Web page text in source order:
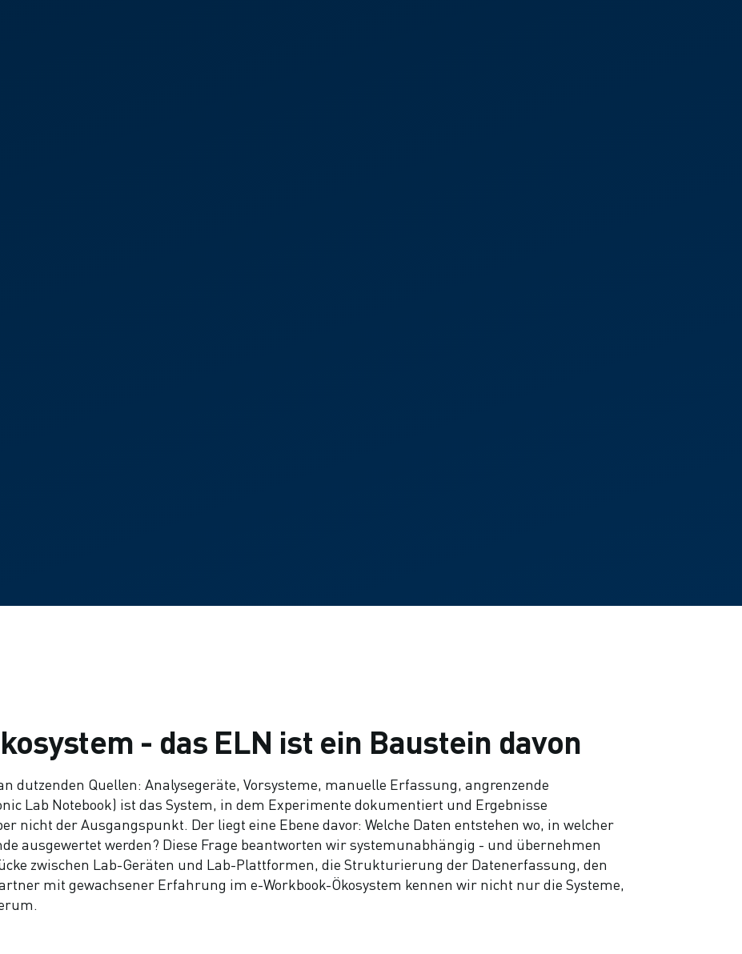
- das ELN ist ein Baustein davon
dutzenden Quellen: Analysegeräte, Vorsysteme, manuelle Erfassung, angrenzende
Lab Notebook) ist das System, in dem Experimente dokumentiert und Ergebnisse
nicht der Ausgangspunkt. Der liegt eine Ebene davor: Welche Daten entstehen wo, in welcher
ausgewertet werden? Diese Frage beantworten wir systemunabhängig - und übernehmen
zwischen Lab-Geräten und Lab-Plattformen, die Strukturierung der Datenerfassung, den
mit gewachsener Erfahrung im e-Workbook-Ökosystem kennen wir nicht nur die Systeme,